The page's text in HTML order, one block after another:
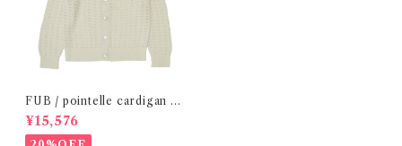
FUB / pointelle cardigan /
WOOL ecru (140/150)
¥15,576